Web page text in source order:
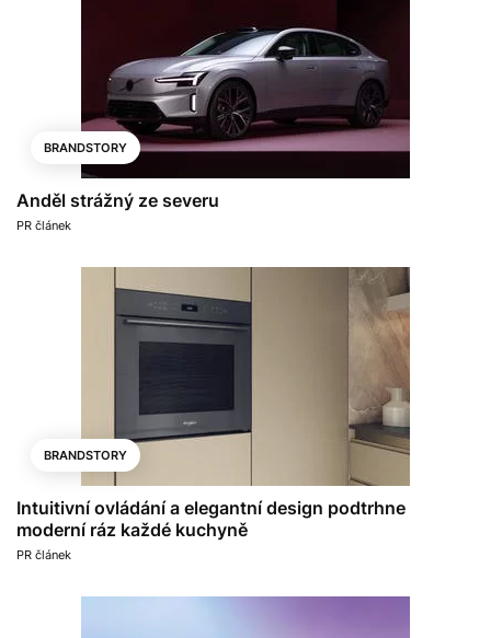
BRANDSTORY
Anděl strážný ze severu
PR článek
BRANDSTORY
Intuitivní ovládání a elegantní design podtrhne
moderní ráz každé kuchyně
PR článek